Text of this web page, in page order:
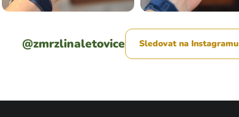
@zmrzlinaletovice Sledovat na Instagramu